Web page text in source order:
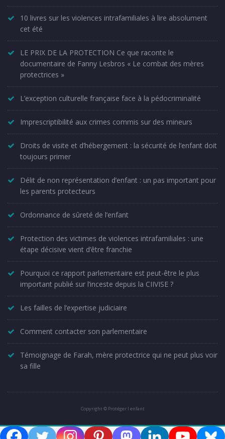
10 livres sur les violences intrafamiliales à lire absolument
cet été
LE PRIX DE LA PROTECTION Ce que raconte le
documentaire de Fanny Lesbros « Le combat des mères
protectrices »
L’exception culturelle française face à la pédocriminalité
Imprescriptibilité aux crimes commis sur des mineurs
Droits de visite et d’hébergement : la sécurité de l’enfant doit
toujours primer
Délit de non représentation d’enfant : un pas important pour
les parents protecteurs
Ordonnance de sûreté de l’enfant
Protection des victimes de violences intrafamiliales : une
étape décisive vient d’être franchie
Pourquoi ce rapport parlementaire est peut-être le plus
important publié sur l’inceste depuis la CIIVISE ?
Les failles de l’expertise judiciaire
Comment contacter son parlementaire
Témoignage de Farah, mère protectrice qui ne peut plus voir
sa fille
Copyright © Protéger l enfant